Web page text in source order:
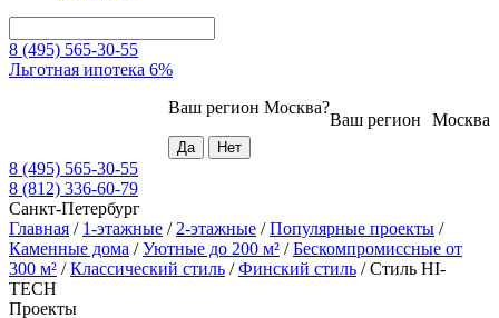
8 (495) 565-30-55
Льготная ипотека 6%
Москва
Ваш регион
Ваш регион Москва?
8 (495) 565-30-55
8 (812) 336-60-79
Санкт-Петербург
Главная / 1-этажные / 2-этажные /Популярные проекты /
Каменные дома /Уютные до 200 м² /Бескомпромиссные от
300 м² /Классический стиль /Финский стиль /Стиль HI-
TECH
Проекты